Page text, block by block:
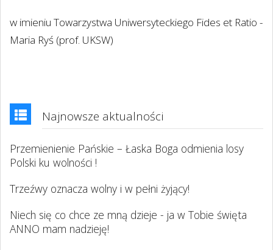
w imieniu Towarzystwa Uniwersyteckiego Fides et Ratio -
Maria Ryś (prof. UKSW)
Najnowsze aktualności
Przemienienie Pańskie – Łaska Boga odmienia losy
Polski ku wolności !
Trzeźwy oznacza wolny i w pełni żyjący!
Niech się co chce ze mną dzieje - ja w Tobie święta
ANNO mam nadzieję!